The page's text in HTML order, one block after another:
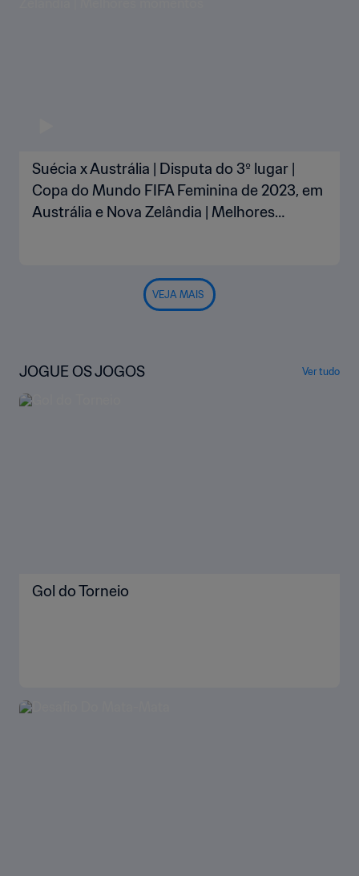
Suécia x Austrália | Disputa do 3º lugar |
Copa do Mundo FIFA Feminina de 2023, em
Austrália e Nova Zelândia | Melhores
VEJA MAIS
JOGUE OS JOGOS Ver tudo
Gol do Torneio